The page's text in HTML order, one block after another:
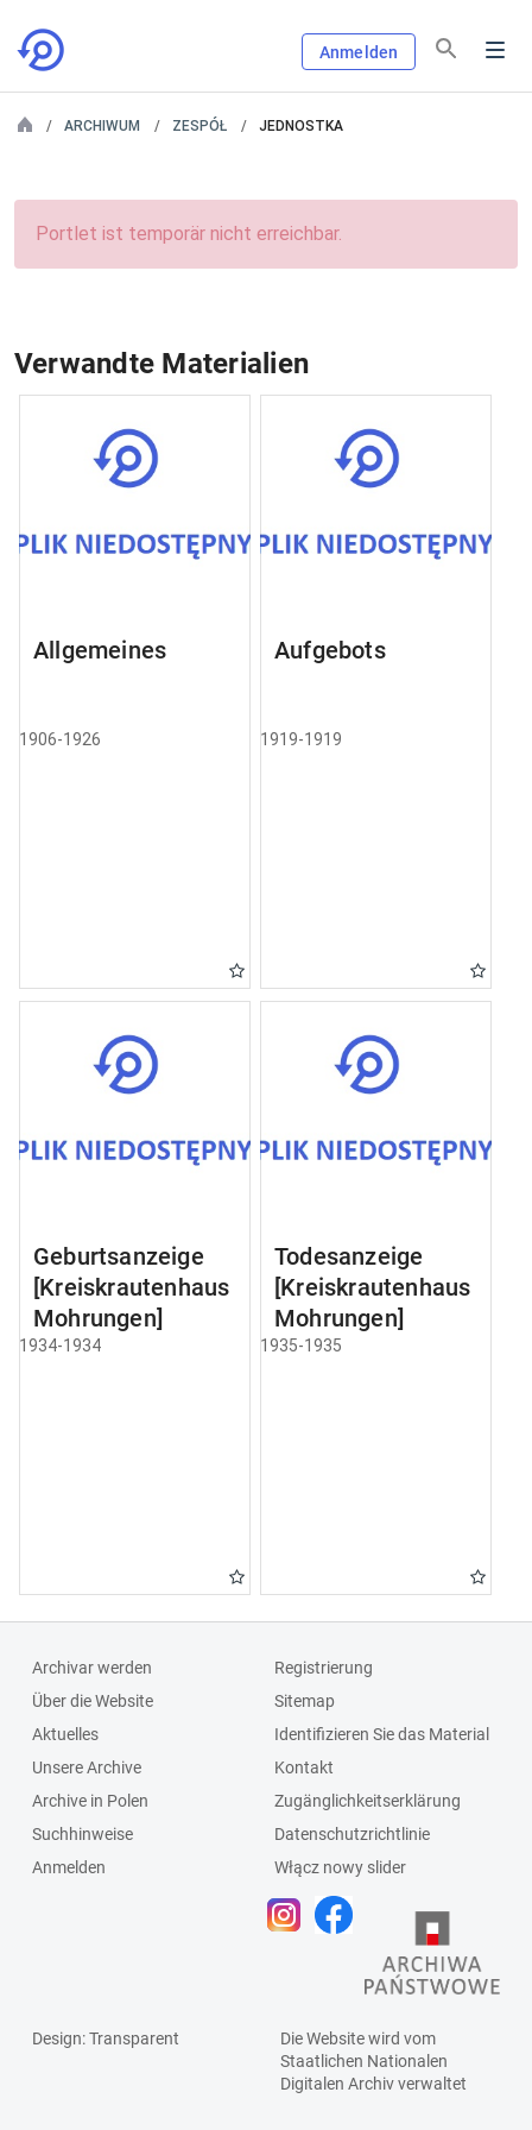
Anmelden
ARCHIWUM ZESPÓŁ JEDNOSTKA
Portlet ist temporär nicht erreichbar.
Verwandte Materialien
Allgemeines
1906-1926
Aufgebots
1919-1919
Geburtsanzeige
[Kreiskrautenhaus
Mohrungen]
1934-1934
Todesanzeige
[Kreiskrautenhaus
Mohrungen]
1935-1935
Archivar werden
Über die Website
Aktuelles
Unsere Archive
Archive in Polen
Suchhinweise
Anmelden
Registrierung
Sitemap
Identifizieren Sie das Material
Kontakt
Zugänglichkeitserklärung
Datenschutzrichtlinie
Włącz nowy slider
Design: Transparent
Die Website wird vom
Staatlichen Nationalen
Digitalen Archivverwaltet